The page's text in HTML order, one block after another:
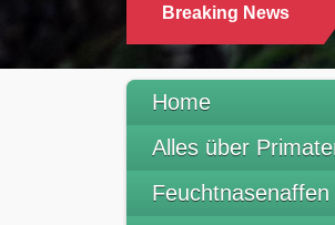
Breaking News
WARUM LANGUREN SALZWASSER
Home
Alles über
Feuchtnasenaffen